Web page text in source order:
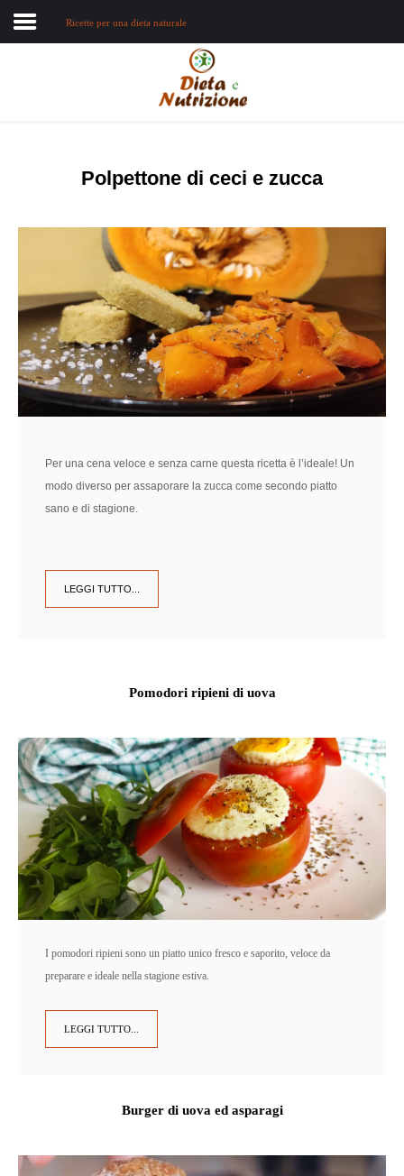
Dieta e nutrizione
Terapie Naturali
Ricette per una dieta naturale
Polpettone di ceci e zucca
Per una cena veloce e senza carne questa ricetta è l’ideale! Un
modo diverso per assaporare la zucca come secondo piatto
sano e di stagione.
LEGGI TUTTO...
Pomodori ripieni di uova
I pomodori ripieni sono un piatto unico fresco e saporito, veloce da
preparare e ideale nella stagione estiva.
LEGGI TUTTO...
Burger di uova ed asparagi